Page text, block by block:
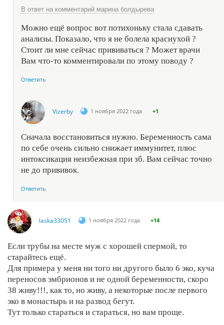
В ответ на комментарий марина болдырева
Можно ещё вопрос вот потихоньку стала сдавать
анализы. Показало, что я не болела краснухой ?
Стоит ли мне сейчас прививаться ? Может врачи
Вам что-то комментировали по этому поводу ?
Ответить
Vizerby 1 ноября 2022 года +1
Сначала восстановиться нужно. Беременность сама
по себе очень сильно снижает иммунитет, плюс
интоксикация неизбежная при зб. Вам сейчас точно
не до прививок.
Ответить
laska33051 1 ноября 2022 года +14
Если трубы на месте муж с хорошей спермой, то
старайтесь ещё.
Для примера у меня ни того ни другого было 6 эко, куча
переносов эмбрионов и не одной беременности, скоро
38 живу!!!, как то, но живу, а некоторые после первого
эко в монастырь и на развод бегут.
Тут только стараться и стараться, но вам проще.